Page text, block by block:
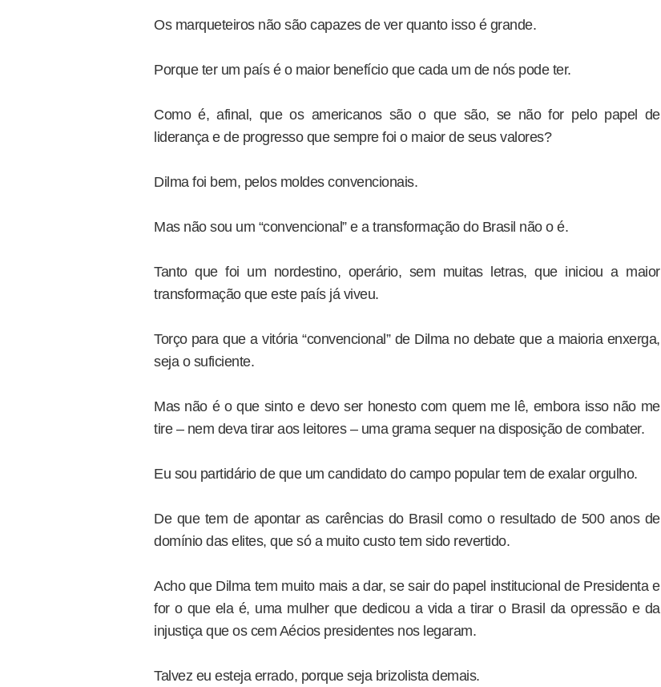
Os marqueteiros não são capazes de ver quanto isso é grande.
Porque ter um país é o maior benefício que cada um de nós pode ter.
Como é, afinal, que os americanos são o que são, se não for pelo papel de
liderança e de progresso que sempre foi o maior de seus valores?
Dilma foi bem, pelos moldes convencionais.
Mas não sou um “convencional” e a transformação do Brasil não o é.
Tanto que foi um nordestino, operário, sem muitas letras, que iniciou a maior
transformação que este país já viveu.
Torço para que a vitória “convencional” de Dilma no debate que a maioria enxerga,
seja o suficiente.
Mas não é o que sinto e devo ser honesto com quem me lê, embora isso não me
tire – nem deva tirar aos leitores – uma grama sequer na disposição de combater.
Eu sou partidário de que um candidato do campo popular tem de exalar orgulho.
De que tem de apontar as carências do Brasil como o resultado de 500 anos de
domínio das elites, que só a muito custo tem sido revertido.
Acho que Dilma tem muito mais a dar, se sair do papel institucional de Presidenta e
for o que ela é, uma mulher que dedicou a vida a tirar o Brasil da opressão e da
injustiça que os cem Aécios presidentes nos legaram.
Talvez eu esteja errado, porque seja brizolista demais.